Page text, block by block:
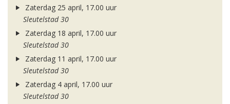
Zaterdag 25 april, 17.00 uur
Sleutelstad 30
Zaterdag 18 april, 17.00 uur
Sleutelstad 30
Zaterdag 11 april, 17.00 uur
Sleutelstad 30
Zaterdag 4 april, 17.00 uur
Sleutelstad 30